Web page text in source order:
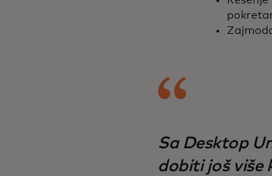
Sa Desktop
dobiti još više